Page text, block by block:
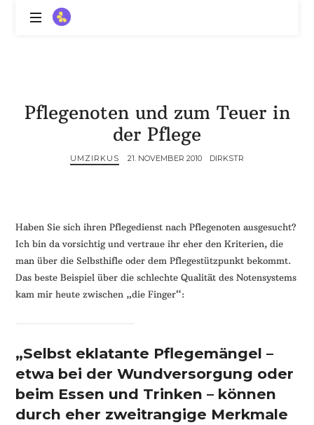
ZitronenBitter
mit
Lebenslimitierung
dein
Mut
und
ein
Lächeln
Pflegenoten und zum Teuer in
der Pflege
UMZIRKUS 21. NOVEMBER 2010 DIRKSTR
Haben Sie sich ihren Pflegedienst nach Pflegenoten ausgesucht?
Ich bin da vorsichtig und vertraue ihr eher den Kriterien, die
man über die Selbsthifle oder dem Pflegestützpunkt bekommt.
Das beste Beispiel über die schlechte Qualität des Notensystems
kam mir heute zwischen „die Finger“:
„Selbst eklatante Pflegemängel –
etwa bei der Wundversorgung oder
beim Essen und Trinken – können
durch eher zweitrangige Merkmale